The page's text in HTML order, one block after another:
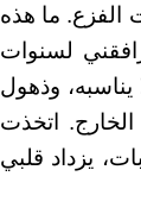
الفزع. ما هذه
لسنوات
وذهول
اتخذت
يزداد قلبي